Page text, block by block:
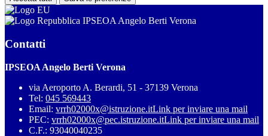
IPSEOA Angelo Berti Verona
Contatti
IPSEOA Angelo Berti Verona
via Aeroporto A. Berardi, 51 - 37139 Verona
Tel: 045 569443
Email: vrrh02000x@istruzione.itLink per inviare una mail
PEC: vrrh02000x@pec.istruzione.itLink per inviare una mail
C.F.: 93040040235